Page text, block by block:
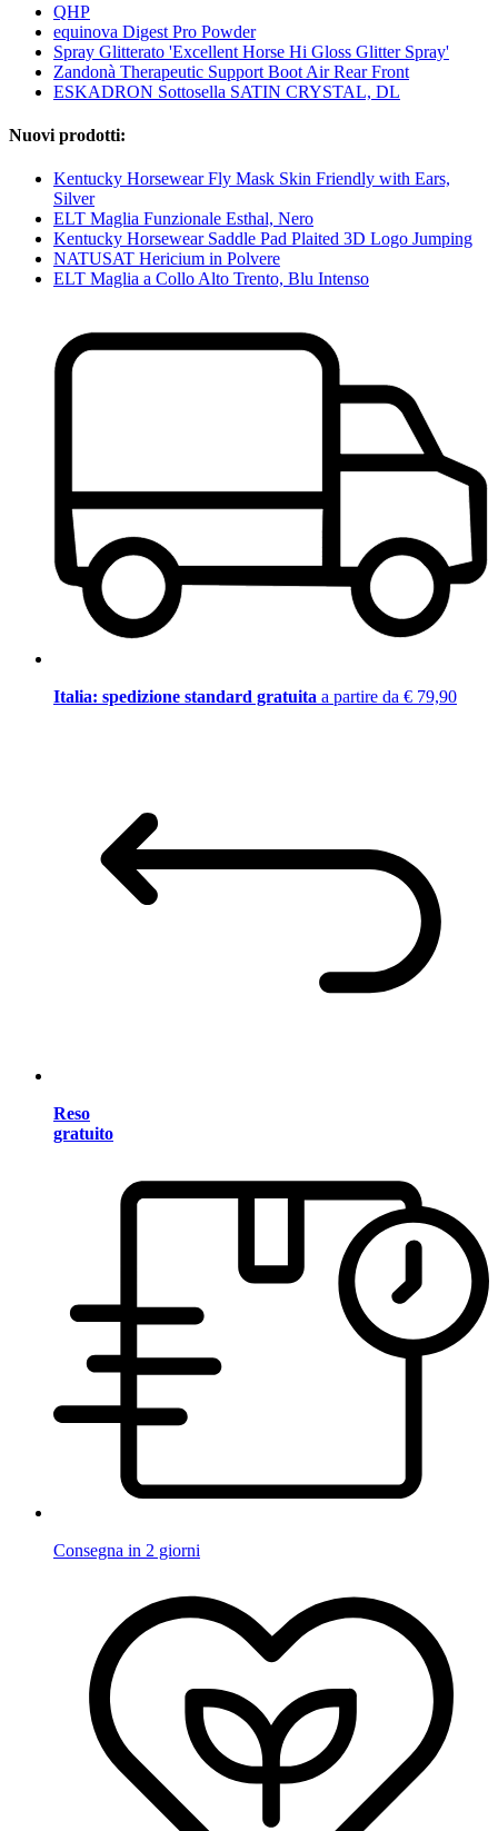
QHP
equinova Digest Pro Powder
Spray Glitterato 'Excellent Horse Hi Gloss Glitter Spray'
Zandonà Therapeutic Support Boot Air Rear Front
ESKADRON Sottosella SATIN CRYSTAL, DL
Nuovi prodotti:
Kentucky Horsewear Fly Mask Skin Friendly with Ears,
Silver
ELT Maglia Funzionale Esthal, Nero
Kentucky Horsewear Saddle Pad Plaited 3D Logo Jumping
NATUSAT Hericium in Polvere
ELT Maglia a Collo Alto Trento, Blu Intenso
Italia: spedizione standard gratuita a partire da € 79,90
Reso
gratuito
Consegna in 2 giorni